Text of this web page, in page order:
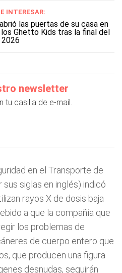
INTERESAR:
las puertas de su casa en
los Ghetto Kids tras la final del
2026
newsletter
tu casilla de e-mail.
en el Transporte de
sus siglas en inglés) indicó
rayos X de dosis baja
a que la compañía que
los problemas de
de cuerpo entero que
que producen una figura
desnudas, seguirán